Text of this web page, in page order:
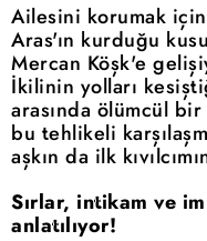
Ailesini korumak
Aras'ın kurduğu
Mercan Köşk'e
İkilinin yolları
arasında ölümcül
bu tehlikeli
aşkın da ilk
Sırlar, intikam ve
anlatılıyor!